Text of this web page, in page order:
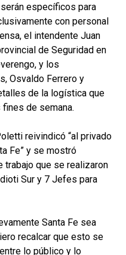
específicos para
con personal
el intendente Juan
de Seguridad en
y los
Osvaldo Ferrero y
de la logística que
de semana.
reivindicó “al privado
Fe” y se mostró
que se realizaron
Sur y 7 Jefes para
Santa Fe sea
recalcar que esto se
lo público y lo